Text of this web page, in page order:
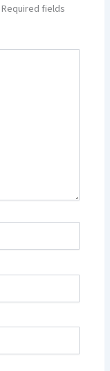
Required fields